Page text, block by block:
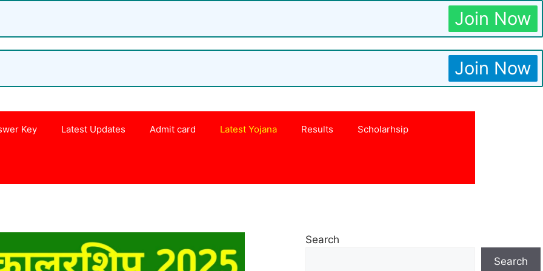
Join Now
Join Now
Key Latest Updates Admit card Latest Yojana Results Scholarhsip
Search
Search